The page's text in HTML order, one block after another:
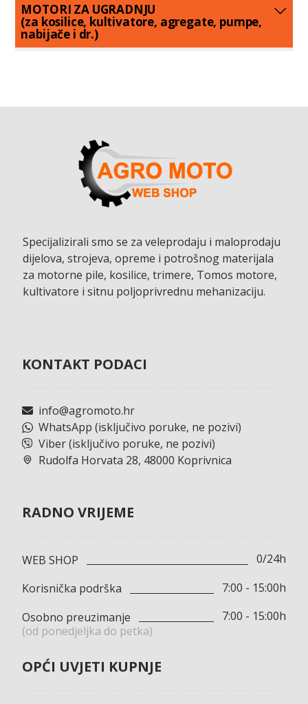
MOTORI ZA UGRADNJU
(za kosilice, kultivatore, agregate, pumpe,
nabijače i dr.)
Specijalizirali smo se za veleprodaju i maloprodaju
dijelova, strojeva, opreme i potrošnog materijala
za motorne pile, kosilice, trimere, Tomos motore,
kultivatore i sitnu poljoprivrednu mehanizaciju.
KONTAKT PODACI
info@agromoto.hr
WhatsApp (isključivo poruke, ne pozivi)
Viber (isključivo poruke, ne pozivi)
Rudolfa Horvata 28, 48000 Koprivnica
RADNO VRIJEME
WEB SHOP
0/24h
Korisnička podrška
7:00 - 15:00h
Osobno preuzimanje
(od ponedjeljka do petka)
7:00 - 15:00h
OPĆI UVJETI KUPNJE